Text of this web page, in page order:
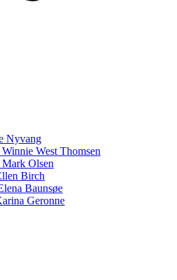
Nyvang
West Thomsen
Olsen
Birch
Baunsøe
Geronne